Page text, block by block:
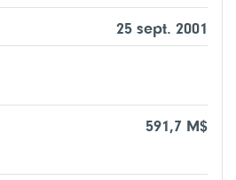
25 sept. 2001
591,7 M$